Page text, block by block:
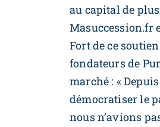
au capital de
Masuccession.fr
Fort de ce
fondateurs de
marché : «
démocratiser le
nous n’avions